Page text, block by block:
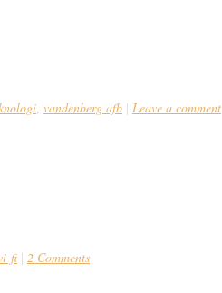
, vandenberg afb Leave a comment
fi 2 Comments